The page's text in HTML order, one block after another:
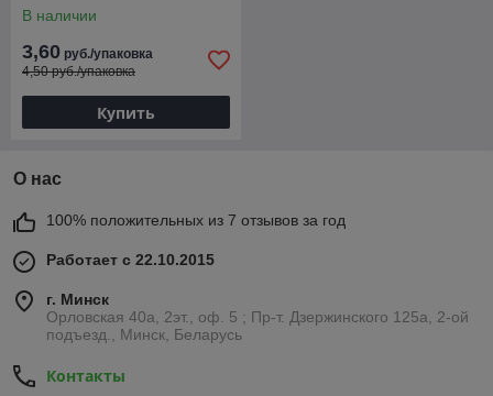
В наличии
3,60 руб./упаковка
4,50 руб./упаковка
Купить
О нас
100% положительных из 7 отзывов за год
Работает с 22.10.2015
г. Минск
Орловская 40а, 2эт., оф. 5 ; Пр-т. Дзержинского 125а, 2-ой
подъезд., Минск, Беларусь
Контакты